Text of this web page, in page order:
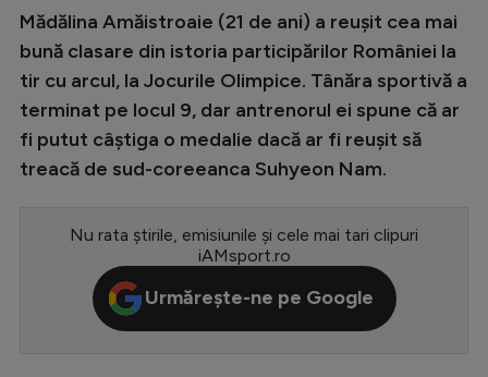
Champions League
Europa League
Conference League
CM 2026
LaLiga
Serie A
Bundesliga
Mădălina Amăistroaie (21 de ani) a reușit cea mai
bună clasare din istoria participărilor României la
tir cu arcul, la Jocurile Olimpice. Tânăra sportivă a
terminat pe locul 9, dar antrenorul ei spune că ar
fi putut câștiga o medalie dacă ar fi reușit să
treacă de sud-coreeanca Suhyeon Nam.
Nu rata știrile, emisiunile și cele mai tari clipuri
iAMsport.ro
Urmărește-ne pe Google